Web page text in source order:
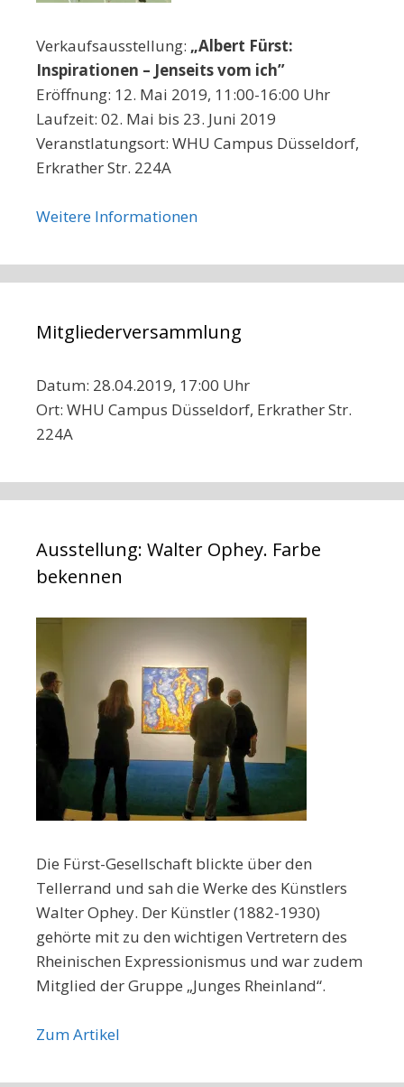
Verkaufsausstellung: „Albert Fürst:
Inspirationen – Jenseits vom ich”
Eröffnung: 12. Mai 2019, 11:00-16:00 Uhr
Laufzeit: 02. Mai bis 23. Juni 2019
Veranstlatungsort: WHU Campus Düsseldorf,
Erkrather Str. 224A
Weitere Informationen
Mitgliederversammlung
Datum: 28.04.2019, 17:00 Uhr
Ort: WHU Campus Düsseldorf, Erkrather Str.
224A
Ausstellung: Walter Ophey. Farbe
bekennen
Die Fürst-Gesellschaft blickte über den
Tellerrand und sah die Werke des Künstlers
Walter Ophey. Der Künstler (1882-1930)
gehörte mit zu den wichtigen Vertretern des
Rheinischen Expressionismus und war zudem
Mitglied der Gruppe „Junges Rheinland“.
Zum Artikel